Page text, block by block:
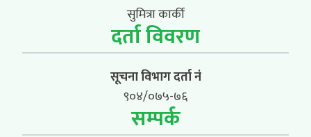
सुमित्रा कार्की
दर्ता विवरण
सूचना विभाग दर्ता नं
९०४/०७५-७६
सम्पर्क